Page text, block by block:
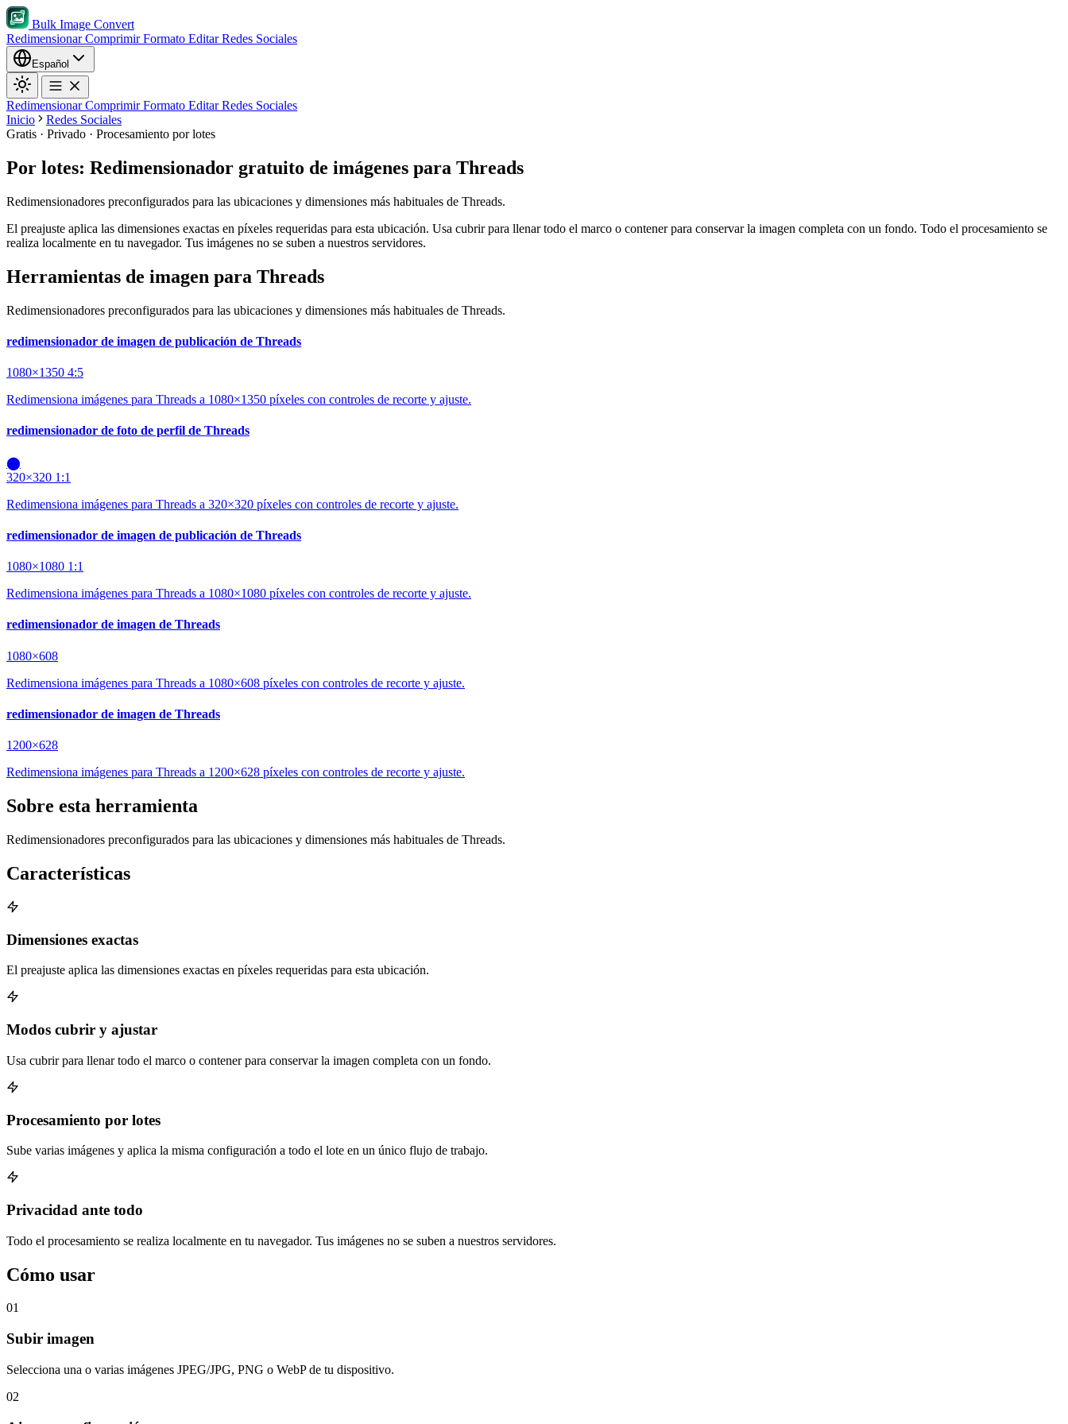
Bulk Image Convert
RedimensionarComprimirFormato EditarRedes Sociales
Español
RedimensionarComprimirFormato EditarRedes Sociales
Inicio
Redes Sociales
Gratis · Privado · Procesamiento por lotes
Por lotes: Redimensionador gratuito de imágenes para Threads
Redimensionadores preconfigurados para las ubicaciones y dimensiones más habituales de Threads.
El preajuste aplica las dimensiones exactas en píxeles requeridas para esta ubicación. Usa cubrir para llenar todo el marco o contener para conservar la imagen completa con un fondo. Todo el procesamiento se
realiza localmente en tu navegador. Tus imágenes no se suben a nuestros servidores.
Herramientas de imagen para Threads
Redimensionadores preconfigurados para las ubicaciones y dimensiones más habituales de Threads.
redimensionador de imagen de publicación de Threads
1080×1350 4:5
Redimensiona imágenes para Threads a 1080×1350 píxeles con controles de recorte y ajuste.
redimensionador de foto de perfil de Threads
⬤
320×320 1:1
Redimensiona imágenes para Threads a 320×320 píxeles con controles de recorte y ajuste.
redimensionador de imagen de publicación de Threads
1080×1080 1:1
Redimensiona imágenes para Threads a 1080×1080 píxeles con controles de recorte y ajuste.
redimensionador de imagen de Threads
1080×608
Redimensiona imágenes para Threads a 1080×608 píxeles con controles de recorte y ajuste.
redimensionador de imagen de Threads
1200×628
Redimensiona imágenes para Threads a 1200×628 píxeles con controles de recorte y ajuste.
Sobre esta herramienta
Redimensionadores preconfigurados para las ubicaciones y dimensiones más habituales de Threads.
Características
Dimensiones exactas
El preajuste aplica las dimensiones exactas en píxeles requeridas para esta ubicación.
Modos cubrir y ajustar
Usa cubrir para llenar todo el marco o contener para conservar la imagen completa con un fondo.
Procesamiento por lotes
Sube varias imágenes y aplica la misma configuración a todo el lote en un único flujo de trabajo.
Privacidad ante todo
Todo el procesamiento se realiza localmente en tu navegador. Tus imágenes no se suben a nuestros servidores.
Cómo usar
01
Subir imagen
Selecciona una o varias imágenes JPEG/JPG, PNG o WebP de tu dispositivo.
02